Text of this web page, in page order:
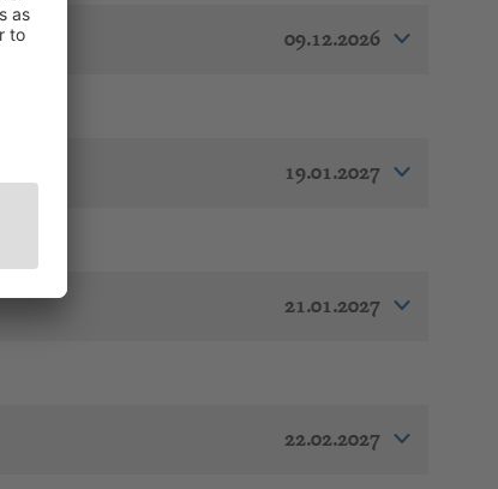
09.12.2026
19.01.2027
21.01.2027
22.02.2027